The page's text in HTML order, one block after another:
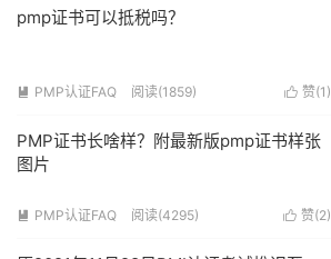
pmp证书可以抵税吗？
 赞(1 )
 PMP认证FAQ 阅读(1859)
PMP证书长啥样？附最新版pmp证书样张
图片
 赞(2)
 PMP认证FAQ 阅读(4295)